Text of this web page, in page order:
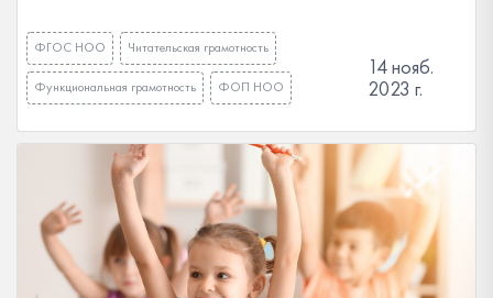
ФГОС НОО Читательская грамотность
Функциональная грамотность ФОП НОО
14 нояб.
2023 г.